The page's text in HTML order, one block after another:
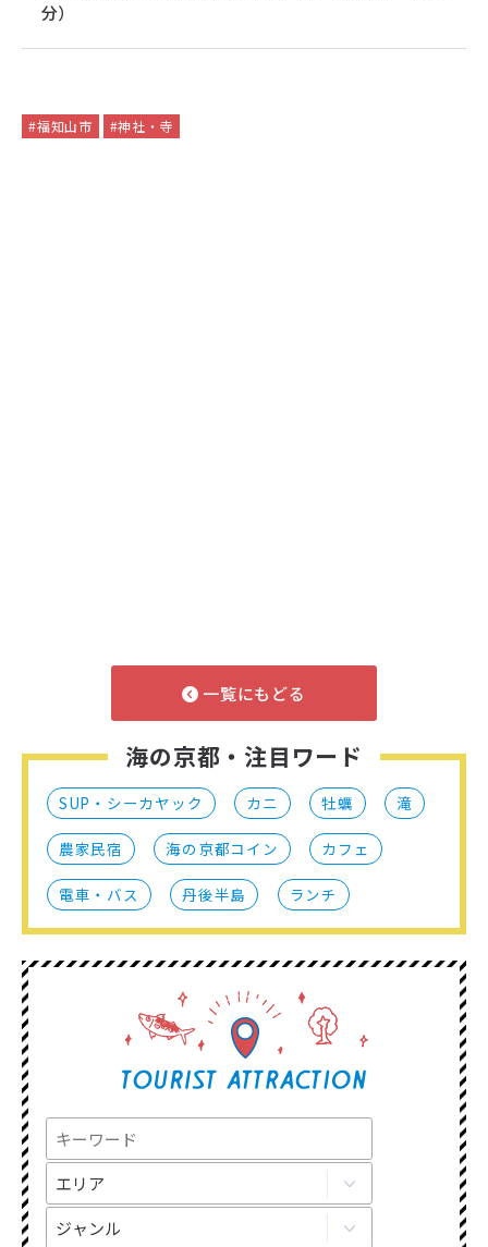
分）
#福知山市 #神社・寺
一覧にもどる
海の京都・注目ワード
SUP・シーカヤック カニ 牡蠣 滝
農家民宿 海の京都コイン カフェ
電車・バス 丹後半島 ランチ